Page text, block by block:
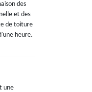
des
et des
de toiture
heure.
une